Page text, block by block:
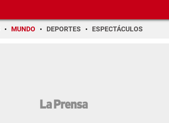
MUNDO DEPORTES ESPECTÁCULOS